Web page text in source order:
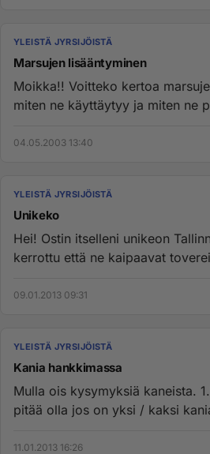
YLEISTÄ JYRSIJÖISTÄ
Marsujen lisääntyminen
Moikka!! Voitteko kertoa marsujen lisääntymisestä.
miten ne käyttäytyy ja miten ne
04.05.2003 13:40
YLEISTÄ JYRSIJÖISTÄ
Unikeko
Hei! Ostin itselleni unikeon
kerrottu että ne kaipaavat
09.01.2013 09:31
YLEISTÄ JYRSIJÖISTÄ
Kania hankkimassa
Mulla ois kysymyksiä kaneista.
pitää olla jos on yksi / kaksi
11.01.2013 16:26